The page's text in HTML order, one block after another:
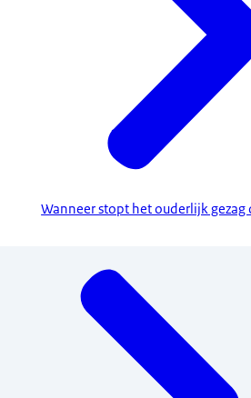
Wanneer stopt het ouderlijk gezag